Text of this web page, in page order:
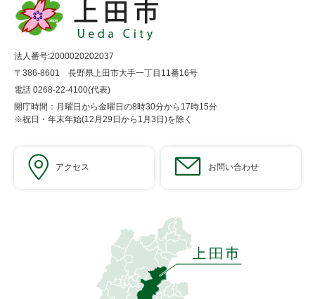
法人番号:2000020202037
〒386-8601 長野県上田市大手一丁目11番16号
電話 0268-22-4100(代表)
開庁時間：月曜日から金曜日の8時30分から17時15分
※祝日・年末年始(12月29日から1月3日)を除く
アクセス お問い合わせ